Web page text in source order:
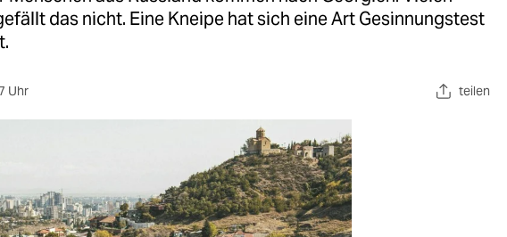
das nicht. Eine Kneipe hat sich eine Art Gesinnungstest
Uhr teilen